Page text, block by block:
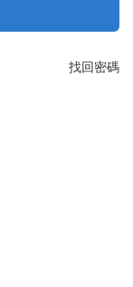
找回密碼